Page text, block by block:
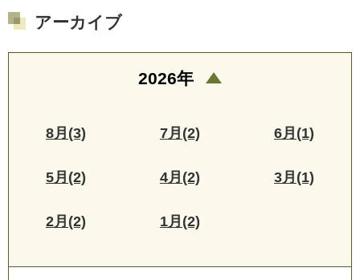
アーカイブ
2026年
8月(3) 7月(2) 6月(1)
5月(2) 4月(2) 3月(1)
2月(2) 1月(2)